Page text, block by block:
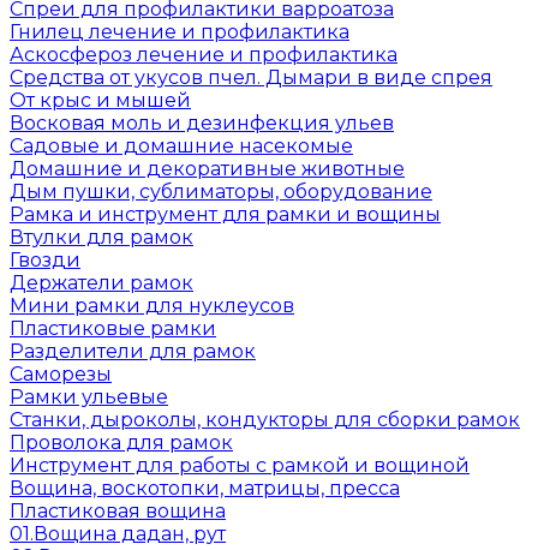
Спреи для профилактики варроатоза
Гнилец лечение и профилактика
Аскосфероз лечение и профилактика
Средства от укусов пчел. Дымари в виде спрея
От крыс и мышей
Восковая моль и дезинфекция ульев
Садовые и домашние насекомые
Домашние и декоративные животные
Дым пушки, сублиматоры, оборудование
Рамка и инструмент для рамки и вощины
Втулки для рамок
Гвозди
Держатели рамок
Мини рамки для нуклеусов
Пластиковые рамки
Разделители для рамок
Саморезы
Рамки ульевые
Станки, дыроколы, кондукторы для сборки рамок
Проволока для рамок
Инструмент для работы с рамкой и вощиной
Вощина, воскотопки, матрицы, пресса
Пластиковая вощина
01.Вощина дадан, рут